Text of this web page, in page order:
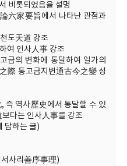
비롯되었음을 설명
六家要旨에서 나타난 관점과
도天道 강조
여 인사人事 강조
금의 변화에 통달하여 일가의
際 통고금지변通古今之變 성
즉 역사歷史에서 통달할 수 있
다는 인사人事를 강조
답하는 글)
서사리善序事理)